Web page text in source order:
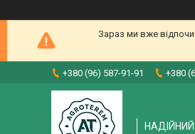
Зараз ми вже
+380 (96) 587-91-91 +380